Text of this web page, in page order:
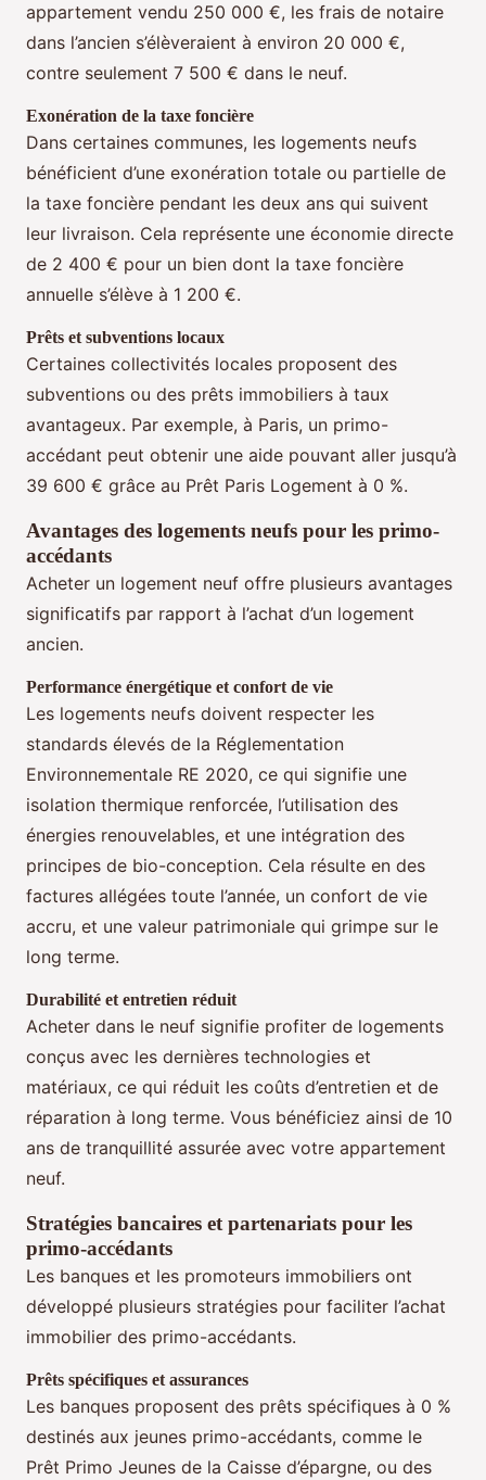
appartement vendu 250 000 €, les frais de notaire
dans l’ancien s’élèveraient à environ 20 000 €,
contre seulement 7 500 € dans le neuf.
Exonération de la taxe foncière
Dans certaines communes, les logements neufs
bénéficient d’une exonération totale ou partielle de
la taxe foncière pendant les deux ans qui suivent
leur livraison. Cela représente une économie directe
de 2 400 € pour un bien dont la taxe foncière
annuelle s’élève à 1 200 €.
Prêts et subventions locaux
Certaines collectivités locales proposent des
subventions ou des prêts immobiliers à taux
avantageux. Par exemple, à Paris, un primo-
accédant peut obtenir une aide pouvant aller jusqu’à
39 600 € grâce au Prêt Paris Logement à 0 %.
Avantages des logements neufs pour les primo-
accédants
Acheter un logement neuf offre plusieurs avantages
significatifs par rapport à l’achat d’un logement
ancien.
Performance énergétique et confort de vie
Les logements neufs doivent respecter les
standards élevés de la Réglementation
Environnementale RE 2020, ce qui signifie une
isolation thermique renforcée, l’utilisation des
énergies renouvelables, et une intégration des
principes de bio-conception. Cela résulte en des
factures allégées toute l’année, un confort de vie
accru, et une valeur patrimoniale qui grimpe sur le
long terme.
Durabilité et entretien réduit
Acheter dans le neuf signifie profiter de logements
conçus avec les dernières technologies et
matériaux, ce qui réduit les coûts d’entretien et de
réparation à long terme. Vous bénéficiez ainsi de 10
ans de tranquillité assurée avec votre appartement
neuf.
Stratégies bancaires et partenariats pour les
primo-accédants
Les banques et les promoteurs immobiliers ont
développé plusieurs stratégies pour faciliter l’achat
immobilier des primo-accédants.
Prêts spécifiques et assurances
Les banques proposent des prêts spécifiques à 0 %
destinés aux jeunes primo-accédants, comme le
Prêt Primo Jeunes de la Caisse d’épargne, ou des